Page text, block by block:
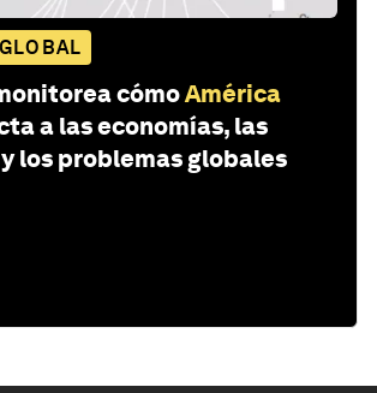
cómoAmérica
a las economías, las
los problemas globales